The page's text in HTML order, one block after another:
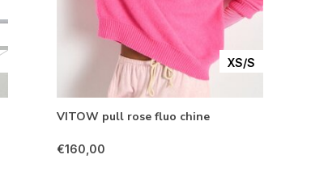
XS/S
VITOW pull rose fluo chine
€160,00